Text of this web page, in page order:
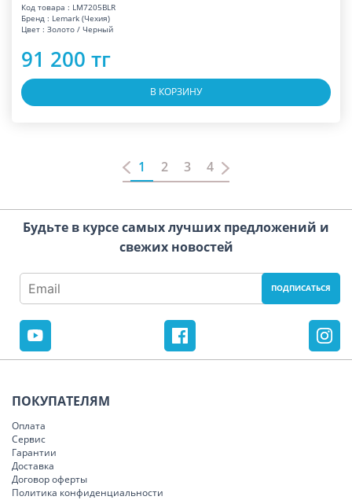
Код товара : LM7205BLR
Бренд : Lemark (Чехия)
Цвет : Золото / Черный
91 200 тг
В КОРЗИНУ
1 2 3 4
Будьте в курсе самых лучших предложений и
свежих новостей
ПОКУПАТЕЛЯМ
Оплата
Сервис
Гарантии
Доставка
Договор оферты
Политика конфиденциальности